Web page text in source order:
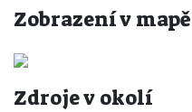
Zobrazení v mapě
Zdroje v okolí